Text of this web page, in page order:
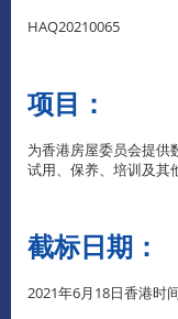
HAQ20210065
项目：
为香港房屋委员会提供
试用、保养、培训及其
截标日期：
2021年6月18日香港时